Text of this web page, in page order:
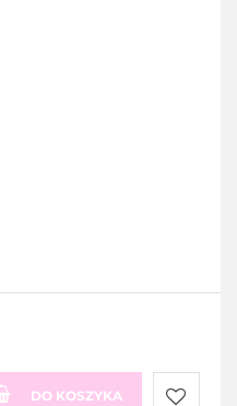
DO KOSZYKA